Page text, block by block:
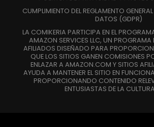
CUMPLIMIENTO DEL REGLAMENTO
DATOS (GDPR)
LA COMIKERIA PARTICIPA EN EL
AMAZON SERVICES LLC, UN PROGRAMA
AFILIADOS DISEÑADO PARA
QUE LOS SITIOS GANEN COMISIONES
ENLAZAR A AMAZON.COM Y SITIOS
AYUDA A MANTENER EL SITIO EN
PROPORCIONANDO CONTENIDO
ENTUSIASTAS DE LA